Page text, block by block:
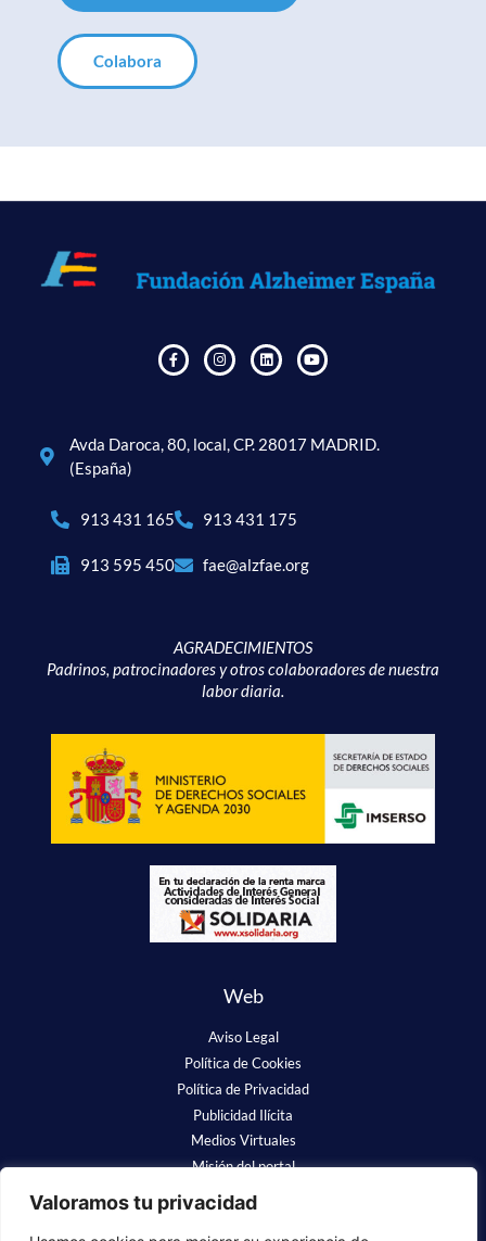
Valoramos tu privacidad
Colabora
Avda Daroca, 80, local, CP. 28017 MADRID.
(España)
913 431 165 913 431 175
913 595 450 fae@alzfae.org
AGRADECIMIENTOS
Padrinos, patrocinadores y otros colaboradores de nuestra
labor diaria.
Web
Aviso Legal
Política de Cookies
Política de Privacidad
Publicidad Ilícita
Medios Virtuales
Misión del portal
Redes Sociales